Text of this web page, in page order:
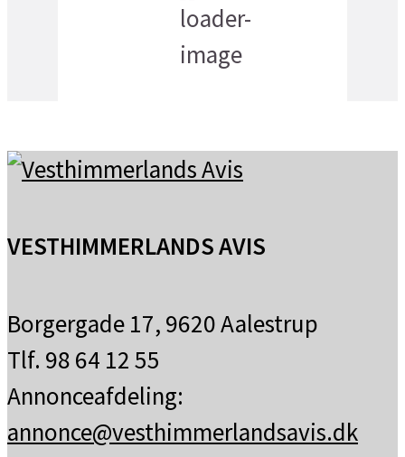
spredt skydække
VESTHIMMERLANDS AVIS
Borgergade 17, 9620 Aalestrup
Tlf. 98 64 12 55
Annonceafdeling:
annonce@vesthimmerlandsavis.dk